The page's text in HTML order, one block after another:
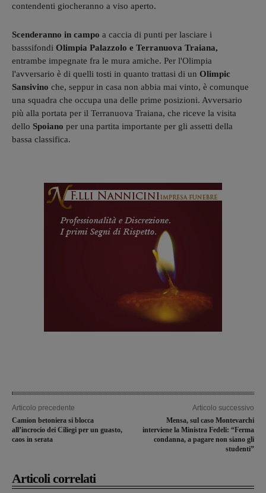
contendenti giocheranno a viso aperto.
Scenderanno in campo a caccia di punti per lasciare i
basssifondi Olimpia Palazzolo e Terranuova Traiana,
entrambe impegnate fra le mura amiche. Per l'Olimpia
l'avversario è di quelli tosti in quanto trattasi di un Olimpic
Sansivino che, seppur in casa non abbia mai vinto, è comunque
una squadra che occupa una delle prime posizioni. Avversario
più alla portata per il Terranuova Traiana, che riceve la visita
dello Spoiano per una partita importante per gli assetti della
bassa classifica.
Articolo precedente
Camion betoniera si blocca
all’incrocio dei Ciliegi per un guasto,
caos in serata
Articolo successivo
Mensa, sul caso Montevarchi
interviene la Ministra Fedeli: “Ferma
condanna, a pagare non siano gli
studenti”
Articoli correlati